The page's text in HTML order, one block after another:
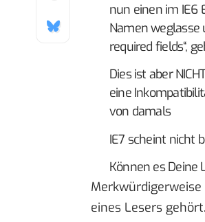
nun einen im IE6
Namen weglasse
required fields“,
Dies ist aber
eine
von damals
IE7 scheint nicht
Können es Deine
eines Lesers